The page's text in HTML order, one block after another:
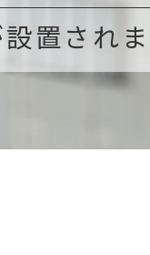
置されま